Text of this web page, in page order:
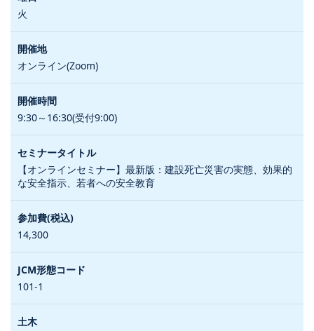
火
オンライン(Zoom)
9:30～16:30(受付9:00)
【オンラインセミナー】最新版：建設死亡災害の実態、効果的
な安全指示、若者への安全教育
14,300
101-1